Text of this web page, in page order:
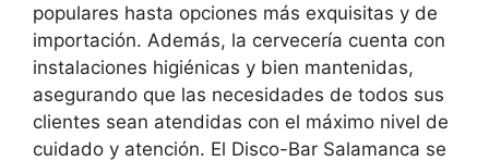
populares hasta opciones más exquisitas y de
importación. Además, la cervecería cuenta con
instalaciones higiénicas y bien mantenidas,
asegurando que las necesidades de todos sus
clientes sean atendidas con el máximo nivel de
cuidado y atención. El Disco-Bar Salamanca se